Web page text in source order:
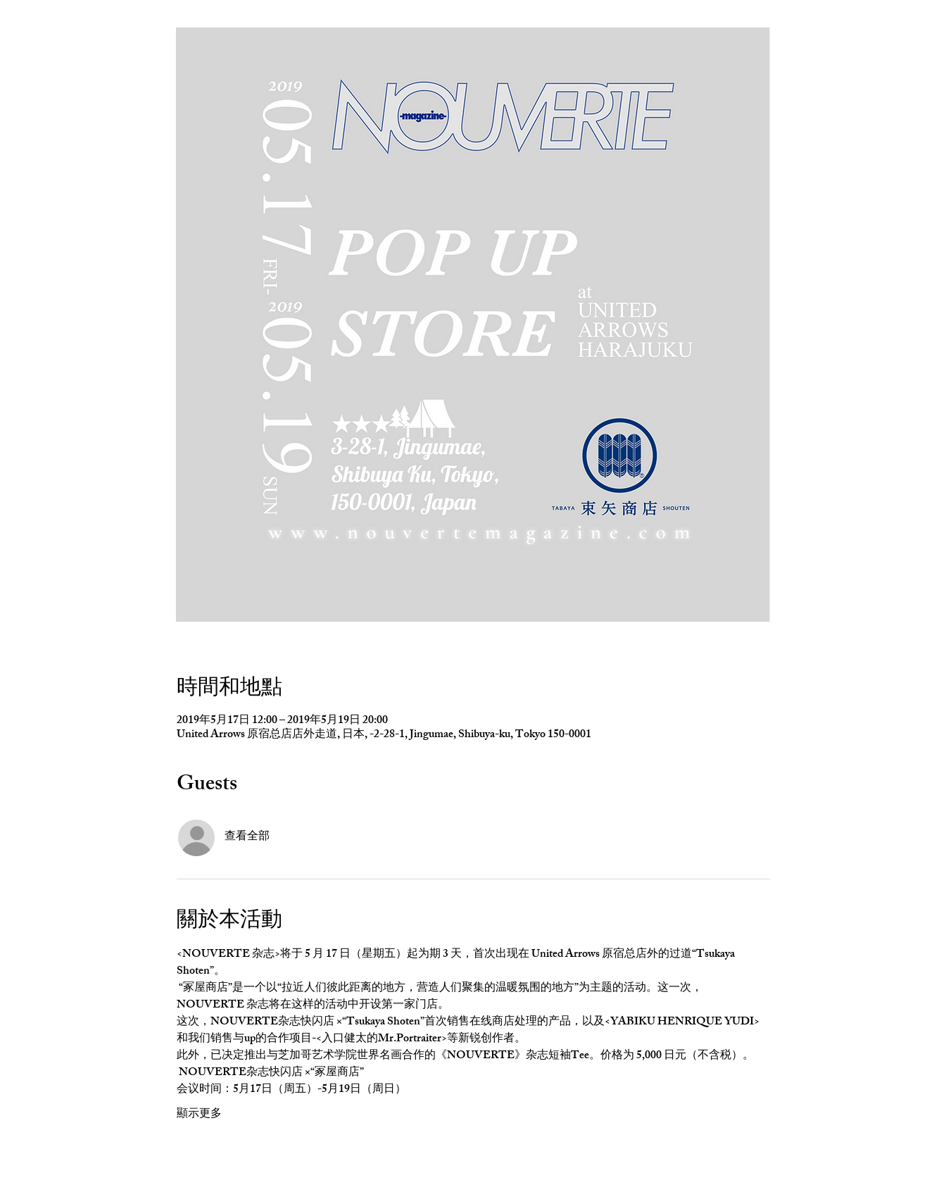
時間和地點
2019年5月17日 12:00 – 2019年5月19日 20:00
United Arrows 原宿总店店外走道, 日本, -2-28-1, Jingumae, Shibuya-ku, Tokyo 150-0001
Guests
查看全部
關於本活動
<NOUVERTE 杂志>将于 5 月 17 日（星期五）起为期 3 天，首次出现在 United Arrows 原宿总店外的过道“Tsukaya
Shoten”。
NOUVERTE 杂志将在这样的活动中开设第一家门店。
这次，NOUVERTE杂志快闪店 ×“Tsukaya Shoten”首次销售在线商店处理的产品，以及<YABIKU HENRIQUE YUDI>
和我们销售与up的合作项目-<入口健太的Mr.Portraiter>等新锐创作者。
此外，已决定推出与芝加哥艺术学院世界名画合作的《NOUVERTE》杂志短袖Tee。价格为 5,000 日元（不含税）。
NOUVERTE杂志快闪店 ×“冢屋商店”
会议时间：5月17日（周五）-5月19日（周日）
顯示更多